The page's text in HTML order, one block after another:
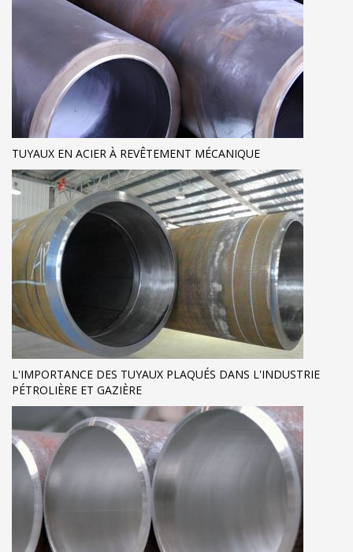
TUYAUX EN ACIER À REVÊTEMENT MÉCANIQUE
L'IMPORTANCE DES TUYAUX PLAQUÉS DANS L'INDUSTRIE
PÉTROLIÈRE ET GAZIÈRE